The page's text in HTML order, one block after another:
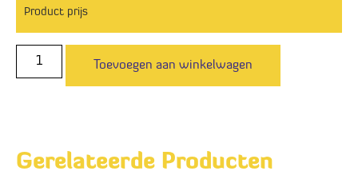
Product prijs
Toevoegen aan winkelwagen
Gerelateerde Producten